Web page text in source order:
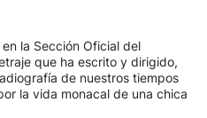
la Sección Oficial del
que ha escrito y dirigido,
de nuestros tiempos
la vida monacal de una chica